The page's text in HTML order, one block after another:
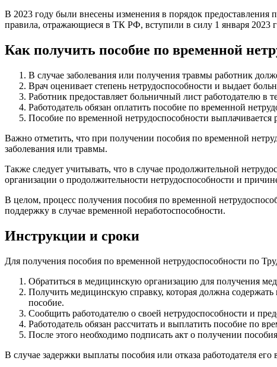
В 2023 году были внесены изменения в порядок
правила, отражающиеся в ТК РФ, вступили в силу 1 января 2023
Как получить пособие по временной
В случае заболевания или получения травмы работник
Врач оценивает степень нетрудоспособности и выдает
Работник предоставляет больничный лист работодателю в
Работодатель обязан оплатить пособие по временной
Пособие по временной нетрудоспособности выплачивается
Важно отметить, что при получении пособия по временной
заболевания или травмы.
Также следует учитывать, что в случае продолжительной
организации о продолжительности нетрудоспособности и
В целом, процесс получения пособия по временной
поддержку в случае временной неработоспособности.
Инструкции и сроки
Для получения пособия по временной нетрудоспособности по
Обратиться в медицинскую организацию для получения
Получить медицинскую справку, которая должна
пособие.
Сообщить работодателю о своей нетрудоспособности и
Работодатель обязан рассчитать и выплатить пособие по
После этого необходимо подписать акт о получении
В случае задержки выплаты пособия или отказа работодателя